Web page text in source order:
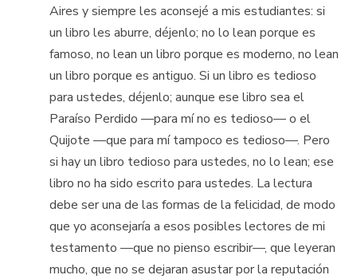
Aires y siempre les aconsejé a mis estudiantes: si
un libro les aburre, déjenlo; no lo lean porque es
famoso, no lean un libro porque es moderno, no lean
un libro porque es antiguo. Si un libro es tedioso
para ustedes, déjenlo; aunque ese libro sea el
Paraíso Perdido —para mí no es tedioso— o el
Quijote —que para mí tampoco es tedioso—. Pero
si hay un libro tedioso para ustedes, no lo lean; ese
libro no ha sido escrito para ustedes. La lectura
debe ser una de las formas de la felicidad, de modo
que yo aconsejaría a esos posibles lectores de mi
testamento —que no pienso escribir—, que leyeran
mucho, que no se dejaran asustar por la reputación